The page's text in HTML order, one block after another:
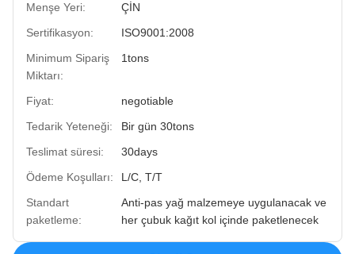
Menşe Yeri:
ÇİN
Sertifikasyon:
ISO9001:2008
Minimum Sipariş
Miktarı:
1tons
Fiyat:
negotiable
Tedarik Yeteneği:
Bir gün 30tons
Teslimat süresi:
30days
Ödeme Koşulları:
L/C, T/T
Standart
paketleme:
Anti-pas yağ malzemeye uygulanacak ve
her çubuk kağıt kol içinde paketlenecek